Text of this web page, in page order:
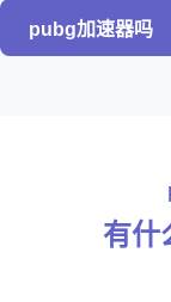
pubg加速器吗
有什